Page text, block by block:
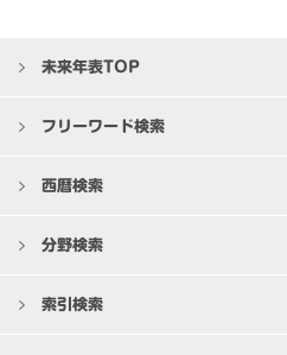
未来年表TOP
フリーワード検索
西暦検索
分野検索
索引検索